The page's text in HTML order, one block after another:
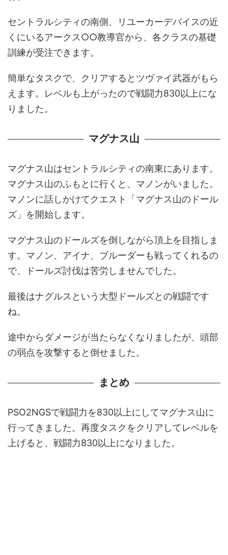
セントラルシティの南側、リユーカーデバイスの近
くにいるアークス○○教導官から、各クラスの基礎
訓練が受注できます。
簡単なタスクで、クリアするとツヴァイ武器がもら
えます。レベルも上がったので戦闘力830以上にな
りました。
マグナス山
マグナス山はセントラルシティの南東にあります。
マグナス山のふもとに行くと、マノンがいました。
マノンに話しかけてクエスト「マグナス山のドール
ズ」を開始します。
マグナス山のドールズを倒しながら頂上を目指しま
す。マノン、アイナ、ブルーダーも戦ってくれるの
で、ドールズ討伐は苦労しませんでした。
最後はナグルスという大型ドールズとの戦闘です
ね。
途中からダメージが当たらなくなりましたが、頭部
の弱点を攻撃すると倒せました。
まとめ
PSO2NGSで戦闘力を830以上にしてマグナス山に
行ってきました。再度タスクをクリアしてレベルを
上げると、戦闘力830以上になりました。